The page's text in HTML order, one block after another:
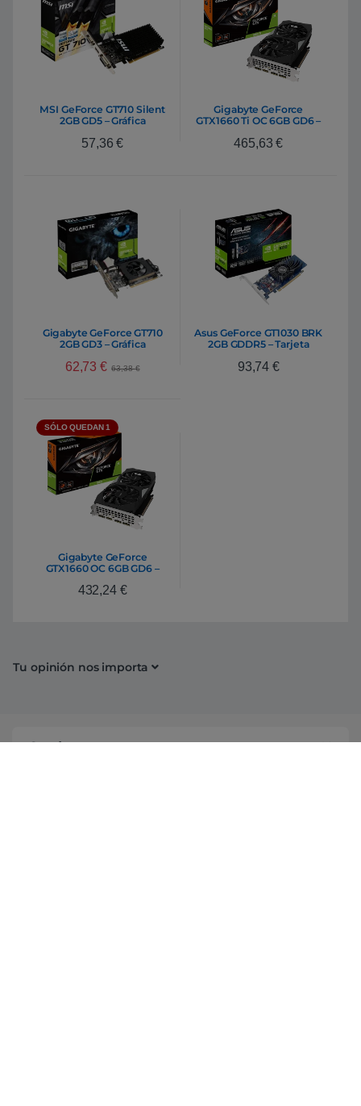
MSI GeForce GT710 Silent
2GB GD5 – Gráfica
57,36€
Gigabyte GeForce
GTX1660 Ti OC 6GB GD6 –
465,63€
Gigabyte GeForce GT710
2GB GD3 – Gráfica
62,73€ 63,38€
Asus GeForce GT1030 BRK
2GB GDDR5 – Tarjeta
93,74 €
SÓLO QUEDAN 1
Gigabyte GeForce
GTX1660 OC 6GB GD6 –
432,24 €
Tu opinión nos importa
Conócenos